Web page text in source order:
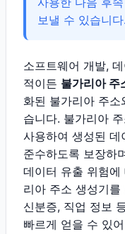
보낼 수 있습니다.
소프트웨어 개발,
적이든 불가리아 주
화된 불가리아 주
습니다. 불가리아
사용하여 생성된
준수하도록 보장하
데이터 유출 위험
리아 주소 생성기
신분증, 직업 정보
빠르게 얻을 수 있